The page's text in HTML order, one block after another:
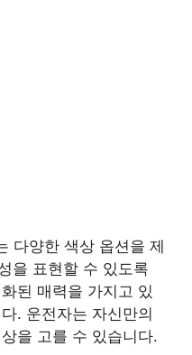
다양한 색상 옵션을 제
을 표현할 수 있도록
된 매력을 가지고 있
. 운전자는 자신만의
을 고를 수 있습니다.